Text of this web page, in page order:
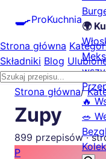
🍳ProKuchnia
🌍
🔥
🥗
Strona główna
Składniki Blog
Strona główna/
Zupy
899 przepisów ·
P